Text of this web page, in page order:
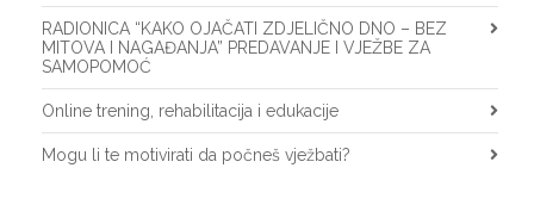
RADIONICA “KAKO OJAČATI ZDJELIČNO DNO – BEZ
MITOVA I NAGAĐANJA” PREDAVANJE I VJEŽBE ZA
SAMOPOMOĆ
Online trening, rehabilitacija i edukacije
Mogu li te motivirati da počneš vježbati?